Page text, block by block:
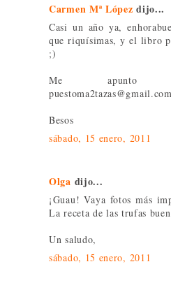
Carmen Mª López dijo...
Casi un año ya,
que riquísimas, y el libro
;)
Me apunto
puestoma2tazas@gmail.com
Besos
sábado, 15 enero, 2011
Olga dijo...
¡Guau! Vaya fotos más
La receta de las trufas
Un saludo,
sábado, 15 enero, 2011